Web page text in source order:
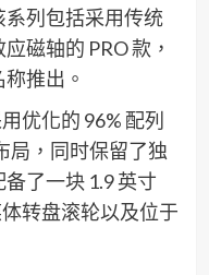
列包括采用传统
磁轴的 PRO 款，
推出。
优化的 96% 配列
局，同时保留了独
了一块 1.9 英寸
转盘滚轮以及位于